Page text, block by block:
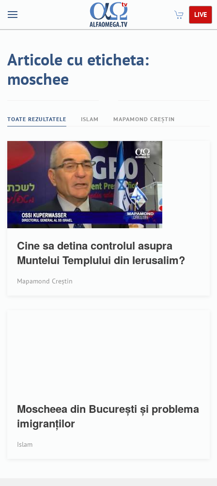
LIVE
Articole cu eticheta:
moschee
TOATE REZULTATELE ISLAM MAPAMOND CREȘTIN
Cine sa detina controlul asupra
Muntelui Templului din Ierusalim?
Mapamond Creștin
Moscheea din București și problema
imigranților
Islam